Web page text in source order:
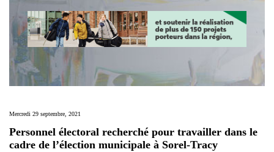
Mercredi 29 septembre, 2021
Personnel électoral recherché pour travailler dans le
cadre de l’élection municipale à Sorel-Tracy